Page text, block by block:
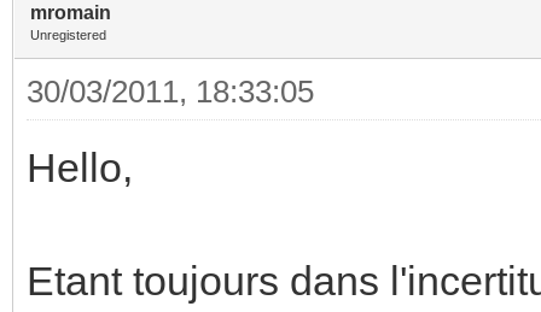
mromain
Unregistered
30/03/2011, 18:33:05
Hello,
Etant toujours dans